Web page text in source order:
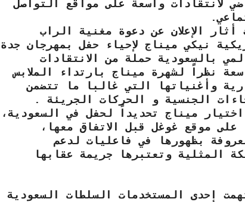
لانتقادات واسعة على مواقع التواصل
أثار الإعلان عن دعوة مغنية الراب
نيكي ميناج لإحياء حفل بمهرجان جدة
بالسعودية حملة من الانتقادات
نظراً لشهرة ميناج بارتداء الملابس
وأغنياتها التي غالبا ما تتضمن
الجنسية و الحركات الجريئة .
ميناج تحديداً لحفل في السعودية،
موقع غوغل قبل الاتفاق معها،
بظهورها في فاعليات لدعم
المثلية وتعتبرها جريمة عقابها
إحدى المستخدمات السلطات السعودية